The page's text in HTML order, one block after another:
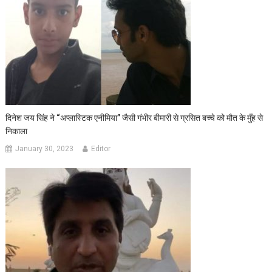
दिनेश जय सिंह ने “अप्लास्टिक एनीमिया” जैसी गंभीर बीमारी से ग्रसित बच्चे को मौत के मुँह से
निकाला
January 30, 2023 Editor